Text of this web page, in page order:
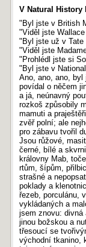
V Natural History
"Byl jste v British
"Viděl jste
"Byl jste už v Tate
"Viděl jste
"Prohlédl jste si
"Byl jste v
Ano, ano, ano,
povídal o něčem
a já, neúnavný
rozkoš způsobily
mamuti a
zvěř polní; ale
pro zábavu tvořil
Jsou růžové,
černé, bílé a
královny Mab,
rtům, šípům,
strašné a
poklady a
řezeb, porculánu,
vykládaných a
jsem znovu: divná
jinou božskou a
třesoucí se
východní tkanino,